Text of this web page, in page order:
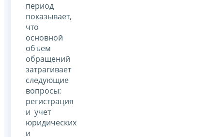
период
показывает,
что
основной
объем
обращений
затрагивает
следующие
вопросы:
регистрация
и учет
юридических
и